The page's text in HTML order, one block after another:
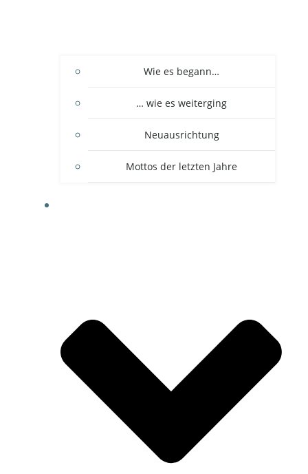
Wie es begann…
… wie es weiterging
Neuausrichtung
Mottos der letzten Jahre